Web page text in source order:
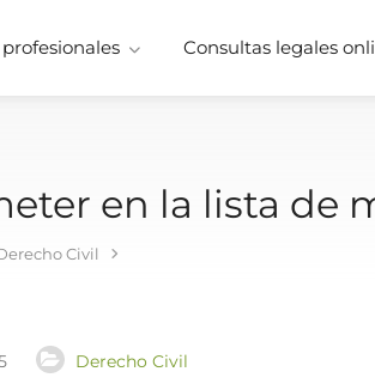
Consultas legales
en la lista de
Civil
Derecho Civil